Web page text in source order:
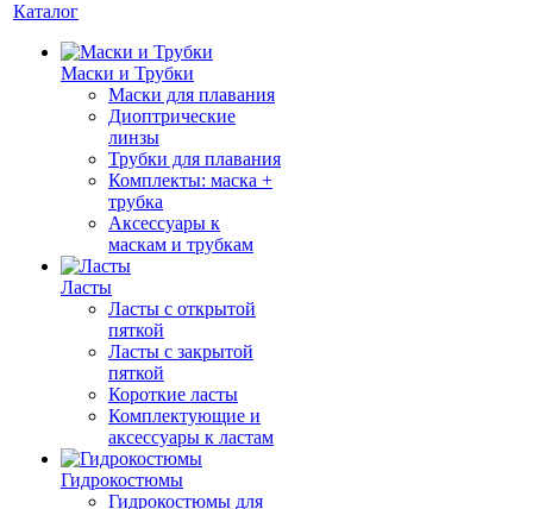
Каталог
Маски и Трубки
Маски для плавания
Диоптрические
линзы
Трубки для плавания
Комплекты: маска +
трубка
Аксессуары к
маскам и трубкам
Ласты
Ласты с открытой
пяткой
Ласты с закрытой
пяткой
Короткие ласты
Комплектующие и
аксессуары к ластам
Гидрокостюмы
Гидрокостюмы для